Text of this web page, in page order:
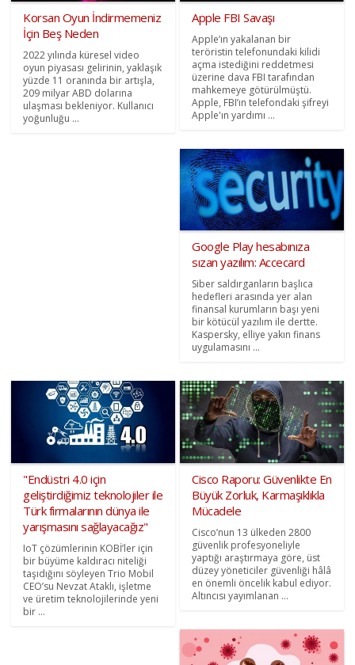
Korsan Oyun İndirmemeniz
İçin Beş Neden
2022 yılında küresel video
oyun piyasası gelirinin, yaklaşık
yüzde 11 oranında bir artışla,
209 milyar ABD dolarına
ulaşması bekleniyor. Kullanıcı
yoğunluğu ...
Apple FBI Savaşı
Apple’ın yakalanan bir
teröristin telefonundaki kilidi
açma istediğini reddetmesi
üzerine dava FBI tarafından
mahkemeye götürülmüştü.
Apple, FBI’ın telefondaki şifreyi
Apple'ın yardımı ...
Google Play hesabınıza
sızan yazılım: Accecard
Siber saldırganların başlıca
hedefleri arasında yer alan
finansal kurumların başı yeni
bir kötücül yazılım ile dertte.
Kaspersky, elliye yakın finans
uygulamasını ...
"Endüstri 4.0 için
geliştirdiğimiz teknolojiler ile
Türk firmalarının dünya ile
yarışmasını sağlayacağız"
IoT çözümlerinin KOBİ’ler için
bir büyüme kaldıracı niteliği
taşıdığını söyleyen Trio Mobil
CEO’su Nevzat Ataklı, işletme
ve üretim teknolojilerinde yeni
bir ...
Cisco Raporu: Güvenlikte En
Büyük Zorluk, Karmaşıklıkla
Mücadele
Cisco’nun 13 ülkeden 2800
güvenlik profesyoneliyle
yaptığı araştırmaya göre, üst
düzey yöneticiler güvenliği hâlâ
en önemli öncelik kabul ediyor.
Altıncısı yayımlanan ...